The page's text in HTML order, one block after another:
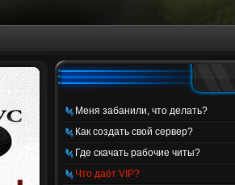
Меня забанили, что делать?
Как создать свой сервер?
Где скачать рабочие читы?
Что даёт VIP?